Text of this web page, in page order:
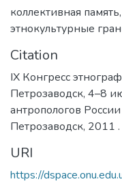
коллективная память,
этнокультурные
Citation
IX Конгресс
Петрозаводск, 4–8
антропологов
Петрозаводск, 2011 .
URI
https://